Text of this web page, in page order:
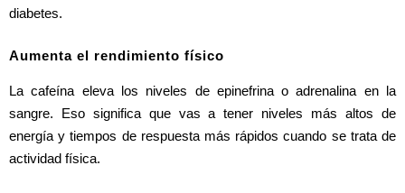
diabetes.
Aumenta el rendimiento físico
La cafeína eleva los niveles de epinefrina o adrenalina en la
sangre. Eso significa que vas a tener niveles más altos de
energía y tiempos de respuesta más rápidos cuando se trata de
actividad física.